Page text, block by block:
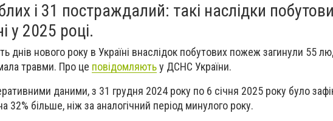
і 31 постраждалий: такі наслідки
у 2025 році.
днів нового року в Україні внаслідок побутових пожеж загинули 55
травми. Про це повідомляютьу ДСНС України.
даними, з 31 грудня 2024 року по 6 січня 2025 року було
32% більше, ніж за аналогічний період минулого року.